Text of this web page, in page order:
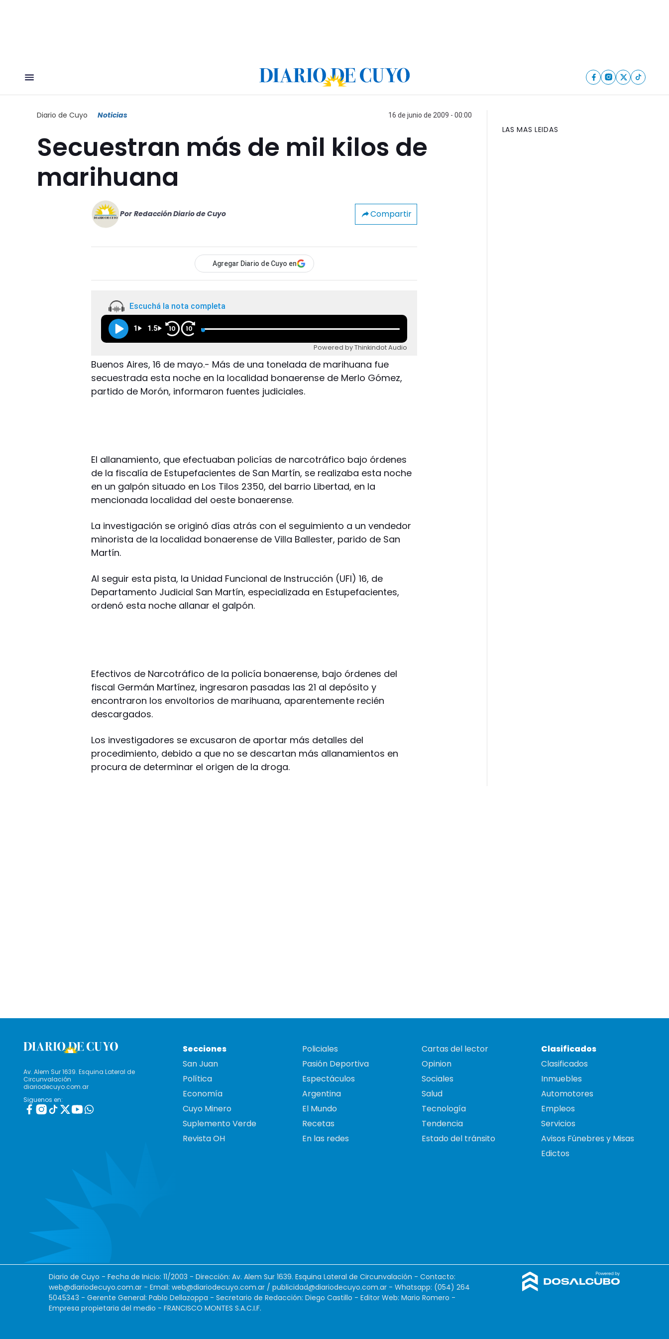
Diario de Cuyo Noticias 16 de junio de 2009 - 00:00
Secuestran más de mil kilos de
marihuana
Por Redacción Diario de Cuyo Compartir
Agregar Diario de Cuyo en
Escuchá la nota completa
1 1.5 10 10
Powered by Thinkindot Audio
Buenos Aires, 16 de mayo.- Más de una tonelada de marihuana fue
secuestrada esta noche en la localidad bonaerense de Merlo Gómez,
partido de Morón, informaron fuentes judiciales.
El allanamiento, que efectuaban policías de narcotráfico bajo órdenes
de la fiscalía de Estupefacientes de San Martín, se realizaba esta noche
en un galpón situado en Los Tilos 2350, del barrio Libertad, en la
mencionada localidad del oeste bonaerense.
La investigación se originó días atrás con el seguimiento a un vendedor
minorista de la localidad bonaerense de Villa Ballester, parido de San
Martín.
Al seguir esta pista, la Unidad Funcional de Instrucción (UFI) 16, de
Departamento Judicial San Martín, especializada en Estupefacientes,
ordenó esta noche allanar el galpón.
Efectivos de Narcotráfico de la policía bonaerense, bajo órdenes del
fiscal Germán Martínez, ingresaron pasadas las 21 al depósito y
encontraron los envoltorios de marihuana, aparentemente recién
descargados.
Los investigadores se excusaron de aportar más detalles del
procedimiento, debido a que no se descartan más allanamientos en
procura de determinar el origen de la droga.
LAS MAS LEIDAS
Av. Alem Sur 1639. Esquina Lateral de
Circunvalación
diariodecuyo.com.ar
Siguenos en:
Secciones
San Juan
Política
Economía
Cuyo Minero
Suplemento Verde
Revista OH
Policiales
Pasión Deportiva
Espectáculos
Argentina
El Mundo
Recetas
En las redes
Cartas del lector
Opinion
Sociales
Salud
Tecnología
Tendencia
Estado del tránsito
Clasificados
Clasificados
Inmuebles
Automotores
Empleos
Servicios
Avisos Fúnebres y Misas
Edictos
Diario de Cuyo - Fecha de Inicio: 11/2003 - Dirección: Av. Alem Sur 1639. Esquina Lateral de Circunvalación - Contacto:
web@diariodecuyo.com.ar - Email: web@diariodecuyo.com.ar / publicidad@diariodecuyo.com.ar - Whatsapp: (054) 264
5045343 - Gerente General: Pablo Dellazoppa - Secretario de Redacción: Diego Castillo - Editor Web: Mario Romero -
Empresa propietaria del medio - FRANCISCO MONTES S.A.C.I.F.